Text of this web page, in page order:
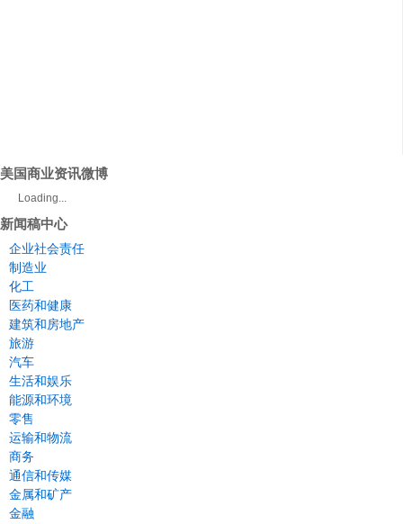
美国商业资讯微博
Loading...
新闻稿中心
企业社会责任
制造业
化工
医药和健康
建筑和房地产
旅游
汽车
生活和娱乐
能源和环境
零售
运输和物流
商务
通信和传媒
金属和矿产
金融